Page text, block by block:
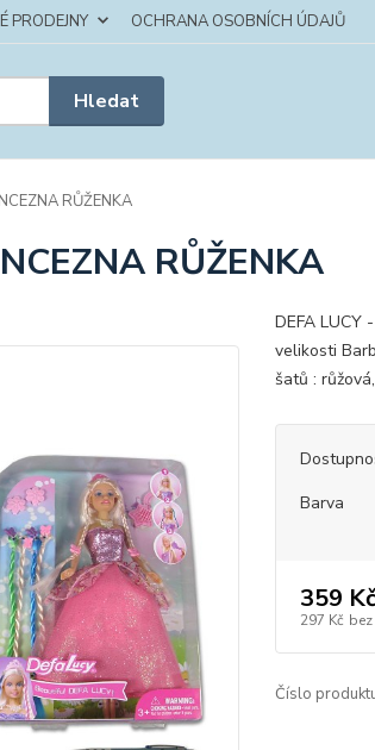
PRODEJNY OCHRANA OSOBNÍCH ÚDAJŮ
Hledat
RŮŽENKA
RŮŽENKA
DEFA LUCY
velikosti
šatů :
Barva
359 Kč
297 Kč
Číslo